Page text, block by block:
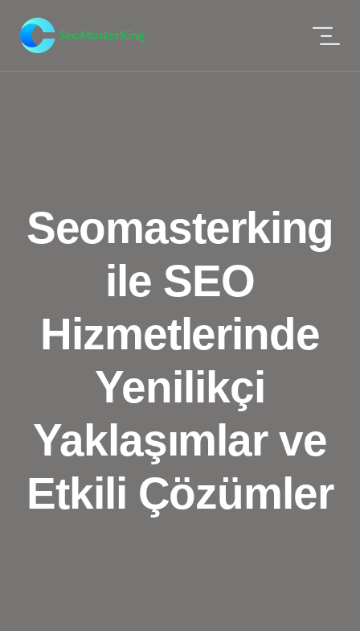
Seomasterking
ile SEO
Hizmetlerinde
Yenilikçi
Yaklaşımlar ve
Etkili Çözümler